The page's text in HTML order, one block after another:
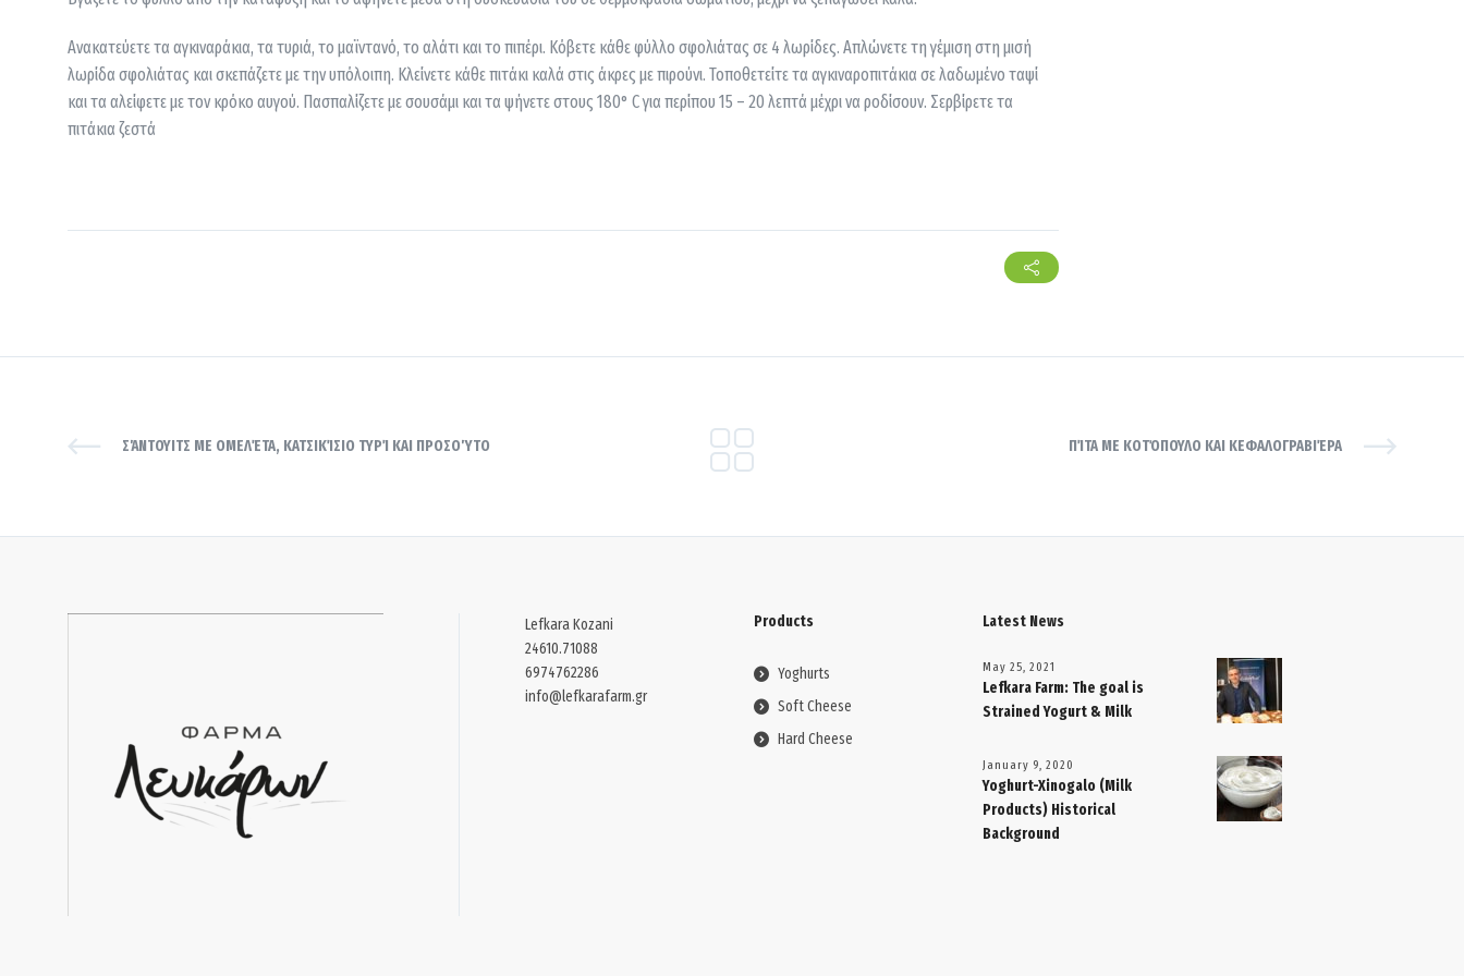
Ανακατεύετε τα αγκιναράκια, τα τυριά, το μαϊντανό, το αλάτι και το πιπέρι. Κόβετε κάθε φύλλο σφολιάτας σε 4 λωρίδες. Απλώνετε τη γέμιση στη μισή
λωρίδα σφολιάτας και σκεπάζετε με την υπόλοιπη. Κλείνετε κάθε πιτάκι καλά στις άκρες με πιρούνι. Τοποθετείτε τα αγκιναροπιτάκια σε λαδωμένο ταψί
και τα αλείφετε με τον κρόκο αυγού. Πασπαλίζετε με σουσάμι και τα ψήνετε στους 180° C για περίπου 15 – 20 λεπτά μέχρι να ροδίσουν. Σερβίρετε τα
πιτάκια ζεστά
ΣΆΝΤΟΥΙΤΣ ΜΕ ΟΜΕΛΈΤΑ, ΚΑΤΣΙΚΊΣΙΟ ΤΥΡΊ ΚΑΙ ΠΡΟΣΟΎΤΟ ΠΊΤΑ ΜΕ ΚΟΤΌΠΟΥΛΟ ΚΑΙ ΚΕΦΑΛΟΓΡΑΒΙΈΡΑ
Lefkara Kozani
24610.71088
6974762286
info@lefkarafarm.gr
Products
Yoghurts
Soft Cheese
Hard Cheese
Latest News
May 25, 2021
Lefkara Farm: The goal is
Strained Yogurt & Milk
January 9, 2020
Yoghurt-Xinogalo (Milk
Products) Historical
Background